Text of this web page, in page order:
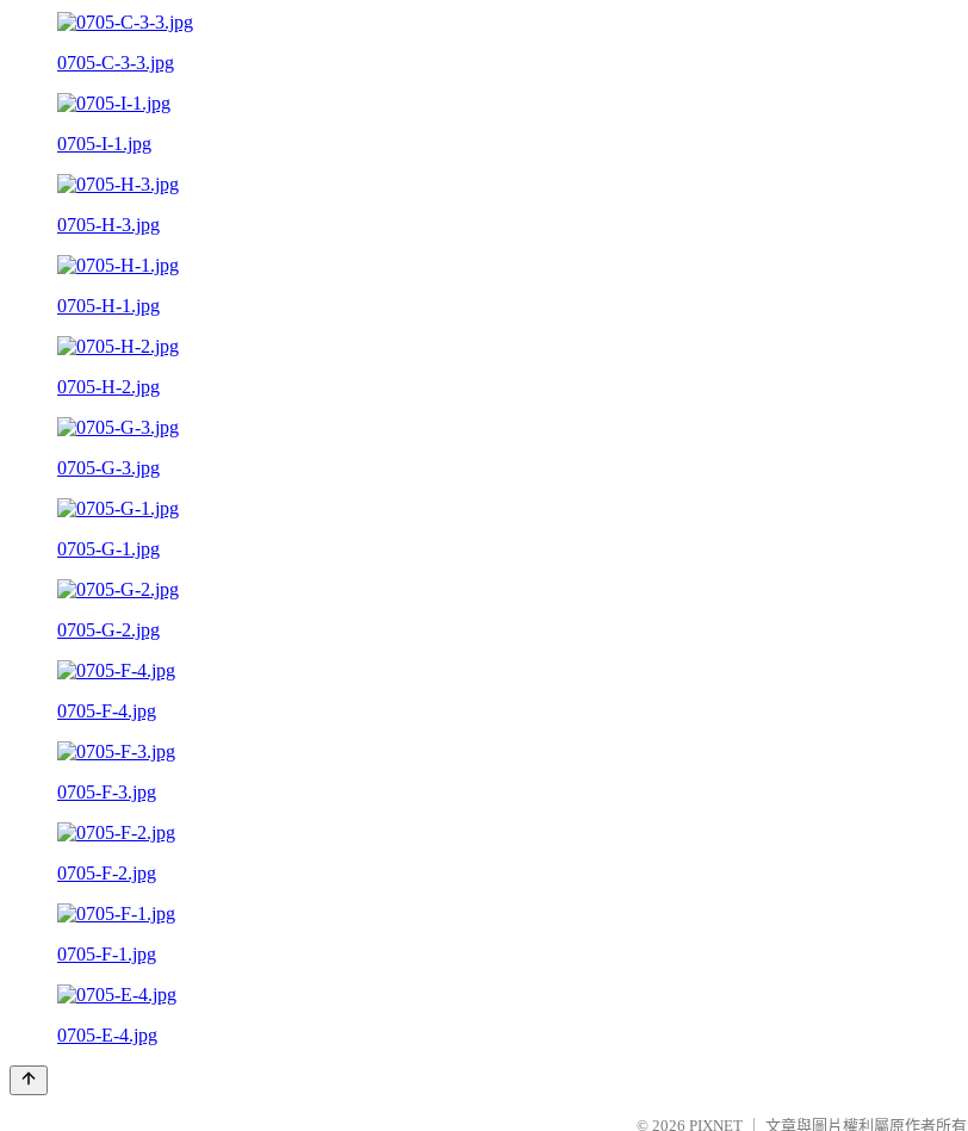
0705-C-3-3.jpg
0705-I-1.jpg
0705-H-3.jpg
0705-H-1.jpg
0705-H-2.jpg
0705-G-3.jpg
0705-G-1.jpg
0705-G-2.jpg
0705-F-4.jpg
0705-F-3.jpg
0705-F-2.jpg
0705-F-1.jpg
0705-E-4.jpg
© 2026 PIXNET 文章與圖片權利屬原作者所有